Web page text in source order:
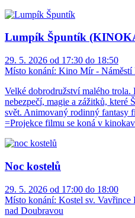
Lumpík Špuntík
29. 5. 2026 od 17:30 do 18:50
Místo konání: Kino Mír - Náměstí
Velké dobrodružství malého
nebezpečí, magie a zážitků,
svět. Animovaný rodinný fantasy
=Projekce filmu se koná v
Noc kostelů
29. 5. 2026 od 17:00 do 18:00
Místo konání: Kostel sv.
nad Doubravou